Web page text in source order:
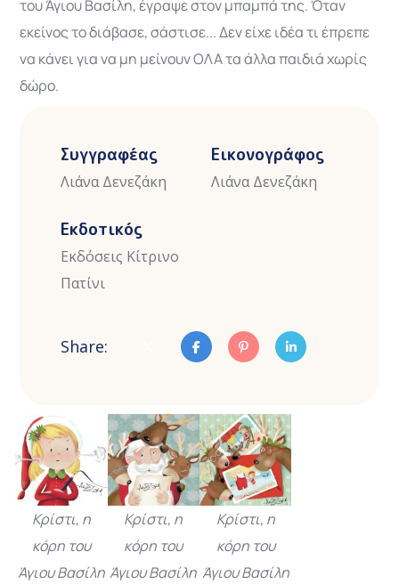
του Άγιου Βασίλη, έγραψε στον μπαμπά της. Όταν
εκείνος το διάβασε, σάστισε... Δεν είχε ιδέα τι έπρεπε
να κάνει για να μη μείνουν ΟΛΑ τα άλλα παιδιά χωρίς
δώρο.
Συγγραφέας
Λιάνα Δενεζάκη
Εικονογράφος
Λιάνα Δενεζάκη
Εκδοτικός
Εκδόσεις Κίτρινο
Πατίνι
Share:
Κρίστι, η
κόρη του
Άγιου Βασίλη
Κρίστι, η
κόρη του
Άγιου Βασίλη
Κρίστι, η
κόρη του
Άγιου Βασίλη